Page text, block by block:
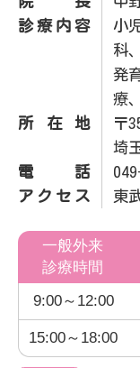
診療内容
小
科
発
療
所在地
〒
埼
電話
アクセス
東